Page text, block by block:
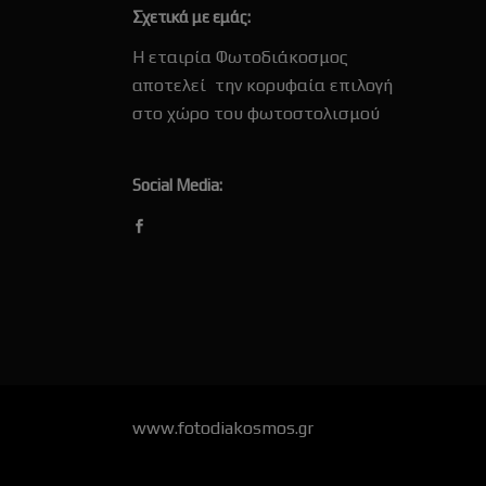
Σχετικά με εμάς:
Η εταιρία Φωτοδιάκοσμος
αποτελεί την κορυφαία επιλογή
στο χώρο του φωτοστολισμού
Social Media:
www.fotodiakosmos.gr